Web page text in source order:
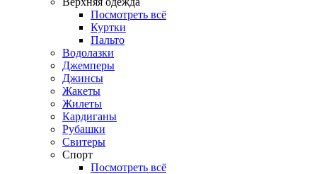
Посмотреть всё
Куртки
Пальто
Водолазки
Джемперы
Джинсы
Жакеты
Жилеты
Кардиганы
Рубашки
Свитеры
Спорт
Посмотреть всё